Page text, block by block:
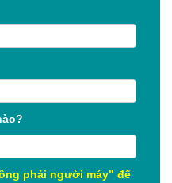
phải người máy" để